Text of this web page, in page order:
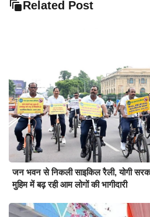
Related Post
जन भवन से निकली साइकिल रैली, योगी
मुहिम में बढ़ रही आम लोगों की भागीदारी